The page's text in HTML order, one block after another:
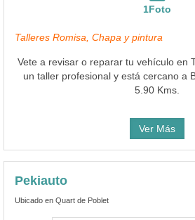
1Foto
Talleres Romisa, Chapa y pintura
Vete a revisar o reparar tu vehículo en
un taller profesional y está cercano a
5.90 Kms.
Ver Más
Pekiauto
Ubicado en Quart de Poblet